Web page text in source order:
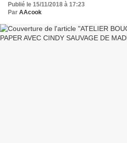
Publié le 15/11/2018 à 17:23
Par AAcook